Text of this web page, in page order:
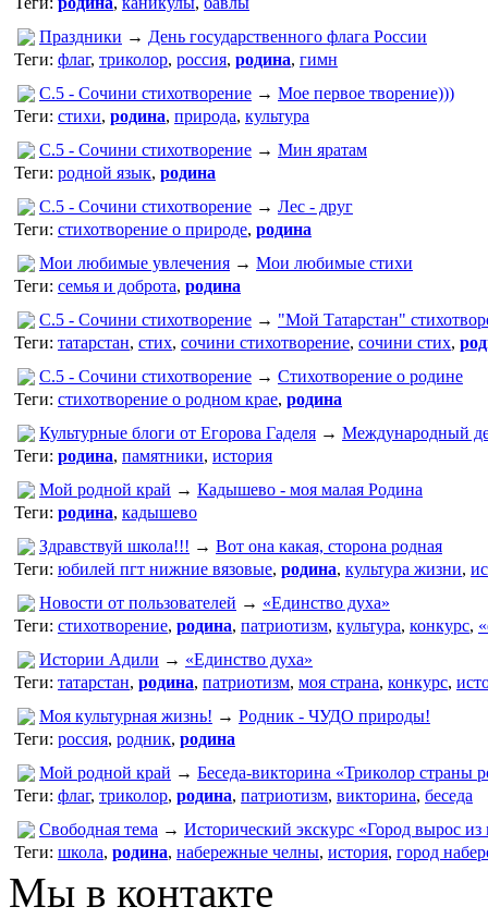
Праздники → День государственного флага России
Теги: флаг, триколор, россия, родина, гимн
С.5 - Сочини стихотворение → Мое первое творение)))
Теги: стихи, родина, природа, культура
С.5 - Сочини стихотворение → Мин яратам
Теги: родной язык, родина
С.5 - Сочини стихотворение → Лес - друг
Теги: стихотворение о природе, родина
Мои любимые увлечения → Мои любимые стихи
Теги: семья и доброта, родина
С.5 - Сочини стихотворение → "Мой Татарстан"
Теги: татарстан, стих, сочини стихотворение, сочини стих,
С.5 - Сочини стихотворение → Стихотворение о родине
Теги: стихотворение о родном крае, родина
Культурные блоги от Егорова Гаделя → Международный
Теги: родина, памятники, история
Мой родной край → Кадышево - моя малая Родина
Теги: родина, кадышево
Здравствуй школа!!! → Вот она какая, сторона родная
Теги: юбилей пгт нижние вязовые, родина, культура жизни,
Новости от пользователей → «Единство духа»
Теги: стихотворение, родина, патриотизм, культура, конкурс,
Истории Адили → «Единство духа»
Теги: татарстан, родина, патриотизм, моя страна, конкурс,
Моя культурная жизнь! → Родник - ЧУДО природы!
Теги: россия, родник, родина
Мой родной край → Беседа-викторина «Триколор страны
Теги: флаг, триколор, родина, патриотизм, викторина, беседа
Свободная тема → Исторический экскурс «Город вырос
Теги: школа, родина, набережные челны, история, город
Мы в контакте